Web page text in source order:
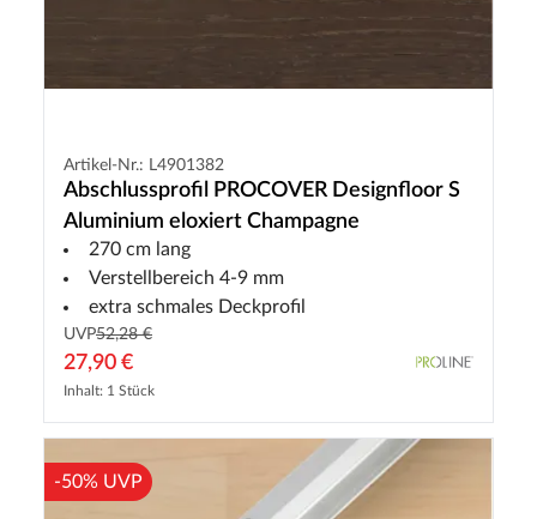
Artikel-Nr.: L4901382
Abschlussprofil PROCOVER Designfloor S
Aluminium eloxiert Champagne
270 cm lang
Verstellbereich 4-9 mm
extra schmales Deckprofil
UVP52,28 €
27,90 €
Inhalt: 1 Stück
-50% UVP